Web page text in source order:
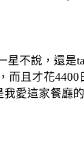
不說，還是
而且才花4400
愛這家餐廳